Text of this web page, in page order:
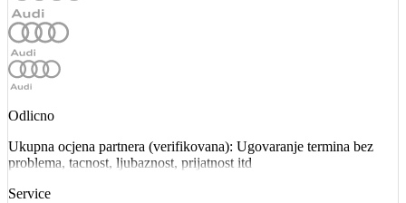
Odlicno
Ukupna ocjena partnera (verifikovana): Ugovaranje termina bez
problema, tacnost, ljubaznost, prijatnost itd
Service